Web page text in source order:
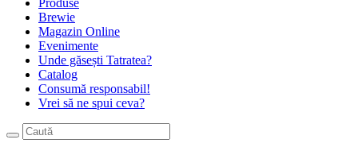
Brewie
Magazin Online
Evenimente
Unde găsești Tatratea?
Catalog
Consumă responsabil!
Vrei să ne spui ceva?